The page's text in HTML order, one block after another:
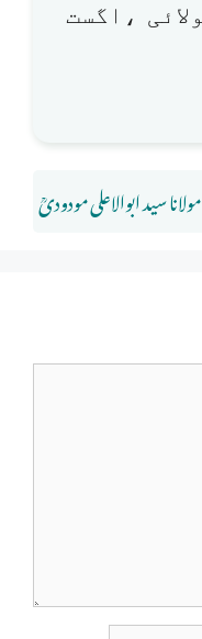
،اگست
مولانا سید ابوالاعلی مودودیؒ